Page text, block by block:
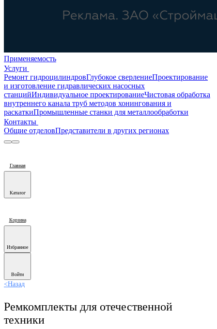
Применяемость
Услуги
Ремонт гидроцилиндровГлубокое сверлениеПроектирование
и изготовление гидравлических насосных
станцийИндивидуальное проектированиеЧистовая обработка
внутреннего канала труб методов хонингования и
раскаткиПромышленные станки для металлообработки
Контакты
Общие отделовПредставители в других регионах
Главная
Каталог
Корзина
Избранное
Войти
<Назад
Ремкомплекты для отечественной
техники